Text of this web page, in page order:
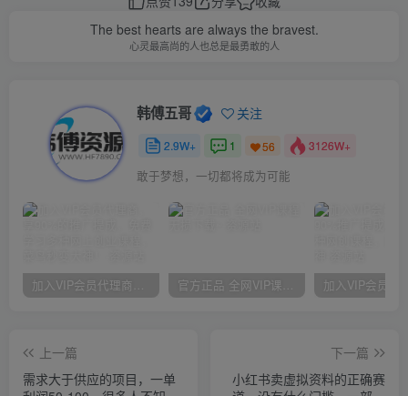
The best hearts are always the bravest.
心灵最高尚的人也总是最勇敢的人
韩傅五哥 关注
2.9W+ 1 56 3126W+
敢于梦想，一切都将成为可能
加入VIP会员代理商，享90%的推广提成，免费学习多种网上创业课程，菜鸟秒变大神！ 官方正品 全网VIP课程 无损下载~
上一篇
需求大于供应的项目，一单
下一篇
小红书卖虚拟资料的正确赛